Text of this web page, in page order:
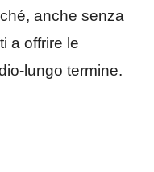
anche senza
a offrire le
lungo termine.